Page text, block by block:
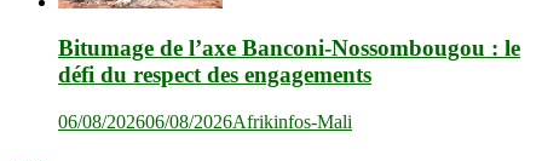
Bitumage de l’axe Banconi-Nossombougou : le
défi du respect des engagements
06/08/202606/08/2026Afrikinfos-Mali